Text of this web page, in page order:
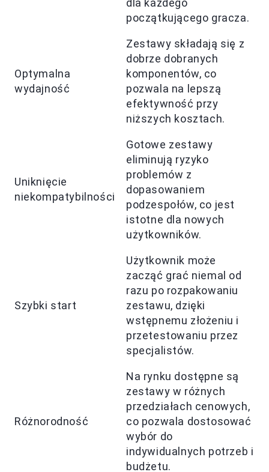
dla każdego
początkującego gracza.
Optymalna
wydajność
Zestawy składają się z
dobrze dobranych
komponentów, co
pozwala na lepszą
efektywność przy
niższych kosztach.
Uniknięcie
niekompatybilności
Gotowe zestawy
eliminują ryzyko
problemów z
dopasowaniem
podzespołów, co jest
istotne dla nowych
użytkowników.
Szybki start
Użytkownik może
zacząć grać niemal od
razu po rozpakowaniu
zestawu, dzięki
wstępnemu złożeniu i
przetestowaniu przez
specjalistów.
Różnorodność
Na rynku dostępne są
zestawy w różnych
przedziałach cenowych,
co pozwala dostosować
wybór do
indywidualnych potrzeb i
budżetu.